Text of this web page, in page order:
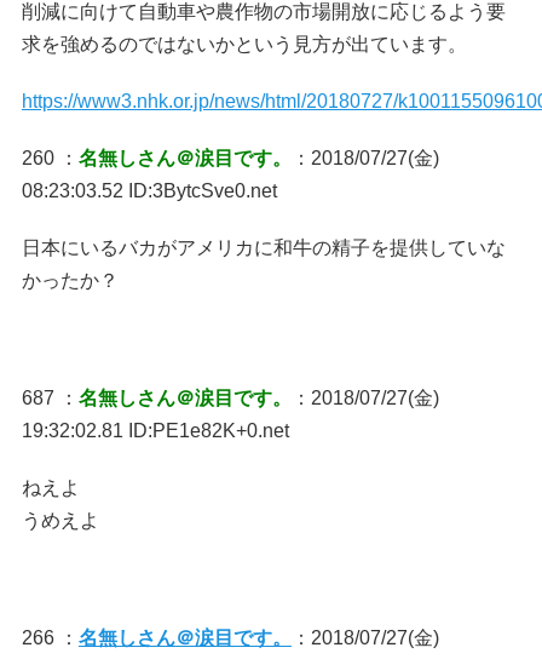
削減に向けて自動車や農作物の市場開放に応じるよう要
求を強めるのではないかという見方が出ています。
https://www3.nhk.or.jp/news/html/20180727/
260 ： 名無しさん＠涙目です。
：2018/07/27(金)
08:23:03.52 ID:3BytcSve0.net
日本にいるバカがアメリカに和牛の精子を提供していな
かったか？
687 ： 名無しさん＠涙目です。
：2018/07/27(金)
19:32:02.81 ID:PE1e82K+0.net
ねえよ
うめえよ
266 ： 名無しさん＠涙目です。
：2018/07/27(金)